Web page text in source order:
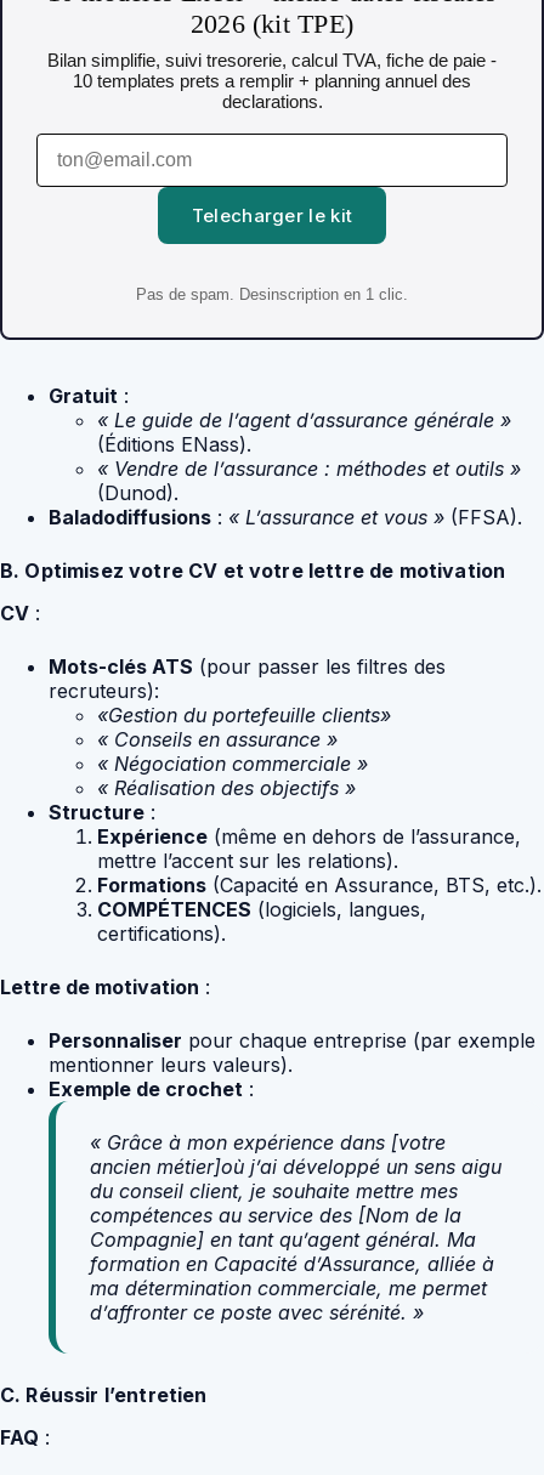
2026 (kit TPE)
Bilan simplifie, suivi tresorerie, calcul TVA, fiche de paie -
10 templates prets a remplir + planning annuel des
declarations.
Telecharger le kit
Pas de spam. Desinscription en 1 clic.
Gratuit :
« Le guide de l’agent d’assurance générale »
(Éditions ENass).
« Vendre de l’assurance : méthodes et outils »
(Dunod).
Baladodiffusions : « L’assurance et vous » (FFSA).
B. Optimisez votre CV et votre lettre de motivation
CV :
Mots-clés ATS (pour passer les filtres des
recruteurs):
«Gestion du portefeuille clients»
« Conseils en assurance »
« Négociation commerciale »
« Réalisation des objectifs »
Structure :
Expérience (même en dehors de l’assurance,
mettre l’accent sur les relations).
Formations (Capacité en Assurance, BTS, etc.).
COMPÉTENCES (logiciels, langues,
certifications).
Lettre de motivation :
Personnaliser pour chaque entreprise (par exemple
mentionner leurs valeurs).
Exemple de crochet :
« Grâce à mon expérience dans [votre
ancien métier]où j’ai développé un sens aigu
du conseil client, je souhaite mettre mes
compétences au service des [Nom de la
Compagnie] en tant qu’agent général. Ma
formation en Capacité d’Assurance, alliée à
ma détermination commerciale, me permet
d’affronter ce poste avec sérénité. »
C. Réussir l’entretien
FAQ :